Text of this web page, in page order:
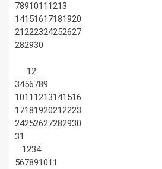
7891011 1213
14151617181920
21222324252627
282930
12
3456789
1011 1213141516
17181920212223
24252627282930
31
1234
567891011